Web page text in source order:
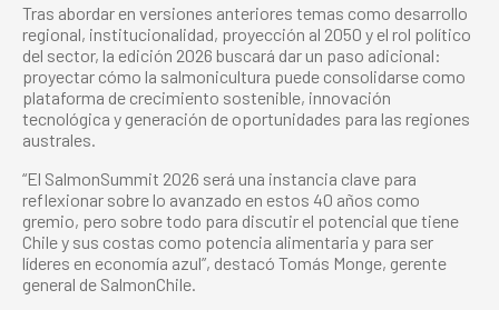
Tras abordar en versiones anteriores temas como desarrollo
regional, institucionalidad, proyección al 2050 y el rol político
del sector, la edición 2026 buscará dar un paso adicional:
proyectar cómo la salmonicultura puede consolidarse como
plataforma de crecimiento sostenible, innovación
tecnológica y generación de oportunidades para las regiones
australes.
“El SalmonSummit 2026 será una instancia clave para
reflexionar sobre lo avanzado en estos 40 años como
gremio, pero sobre todo para discutir el potencial que tiene
Chile y sus costas como potencia alimentaria y para ser
líderes en economía azul”, destacó Tomás Monge, gerente
general de SalmonChile.